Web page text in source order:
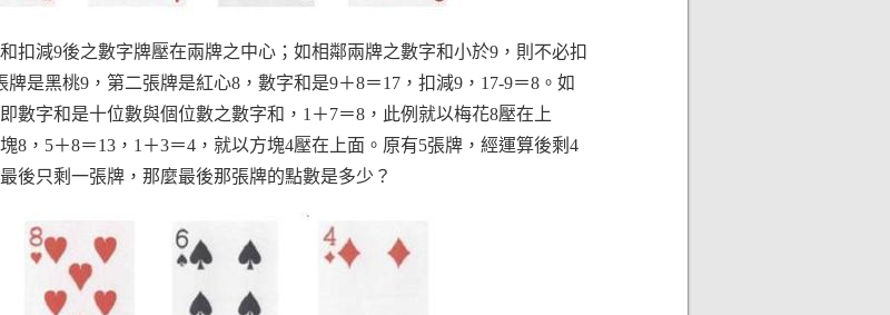
扣減9後之數字牌壓在兩牌之中心；如相鄰兩牌之數字和小於9，則不必扣
是黑桃9，第二張牌是紅心8，數字和是9＋8＝17，扣減9，17-9＝8。如
數字和是十位數與個位數之數字和，1＋7＝8，此例就以梅花8壓在上
8，5＋8＝13，1＋3＝4，就以方塊4壓在上面。原有5張牌，經運算後剩4
後只剩一張牌，那麼最後那張牌的點數是多少？